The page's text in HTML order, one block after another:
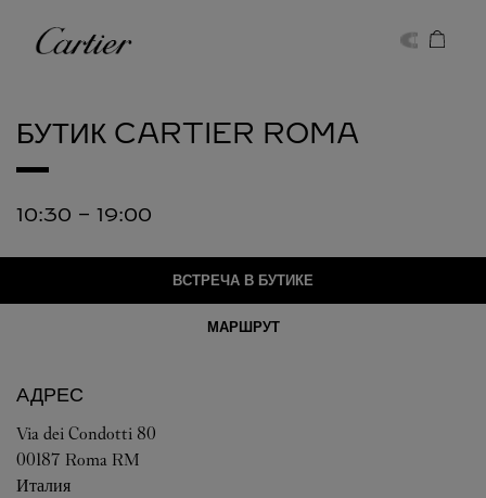
Cartier
БУТИК CARTIER ROMA
10:30 - 19:00
ВСТРЕЧА В БУТИКЕ
МАРШРУТ
АДРЕС
Via dei Condotti 80
00187 Roma RM
Италия